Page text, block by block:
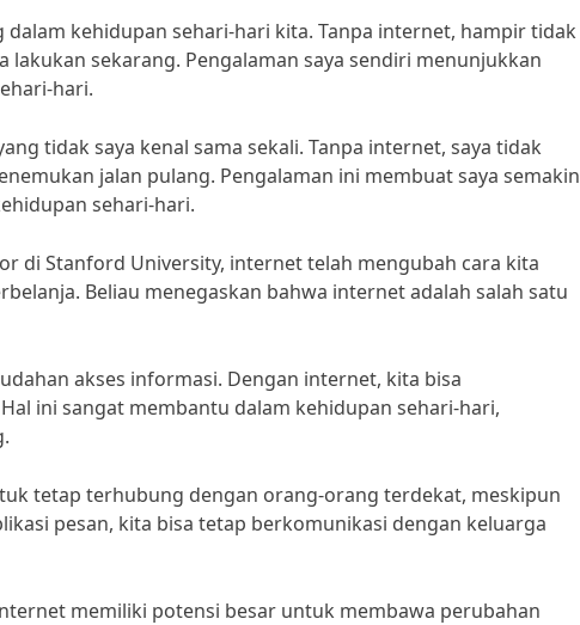
kehidupan sehari-hari kita. Tanpa internet, hampir tidak
sekarang. Pengalaman saya sendiri menunjukkan
hari.
tidak saya kenal sama sekali. Tanpa internet, saya tidak
jalan pulang. Pengalaman ini membuat saya semakin
sehari-hari.
di Stanford University, internet telah mengubah cara kita
Beliau menegaskan bahwa internet adalah salah satu
akses informasi. Dengan internet, kita bisa
ini sangat membantu dalam kehidupan sehari-hari,
tetap terhubung dengan orang-orang terdekat, meskipun
pesan, kita bisa tetap berkomunikasi dengan keluarga
memiliki potensi besar untuk membawa perubahan